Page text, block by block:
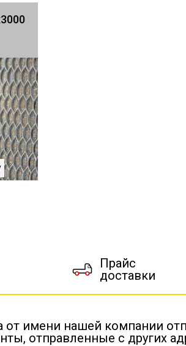
Прайс
доставки
имени нашей компании
отправленные с других